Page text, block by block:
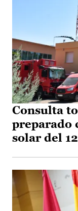
Consulta
preparado
solar del